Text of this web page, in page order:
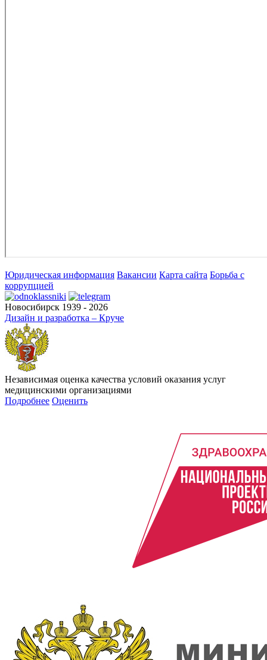
Юридическая информация Вакансии Карта сайта Борьба с
коррупцией
Новосибирск 1939 - 2026
Дизайн и разработка – Круче
Независимая оценка качества условий оказания услуг
медицинскими организациями
Подробнее Оценить